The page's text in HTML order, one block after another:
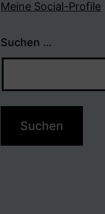
Meine Social-Profile
Suchen …